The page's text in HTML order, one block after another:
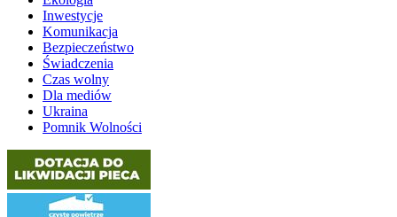
Inwestycje
Komunikacja
Bezpieczeństwo
Świadczenia
Czas wolny
Dla mediów
Ukraina
Pomnik Wolności